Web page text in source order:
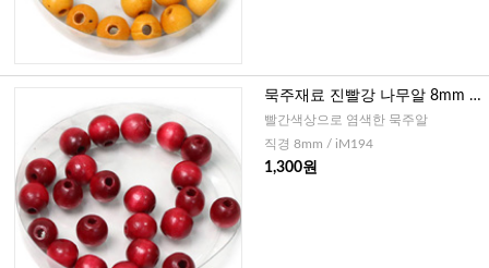
묵주재료 진빨강 나무알 8mm -
30개
빨간색상으로 염색한 묵주알
직경 8mm / iM194
1,300원